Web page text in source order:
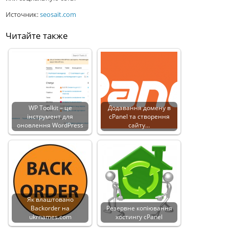
Источник:seosait.com
Читайте также
WP Toolkit – це
інструмент для
оновлення WordPress
Додавання домену в
cPanel та створення
сайту…
Як влаштовано
Backorder на
ukrnames.com
Резервне копіювання
хостингу cPanel